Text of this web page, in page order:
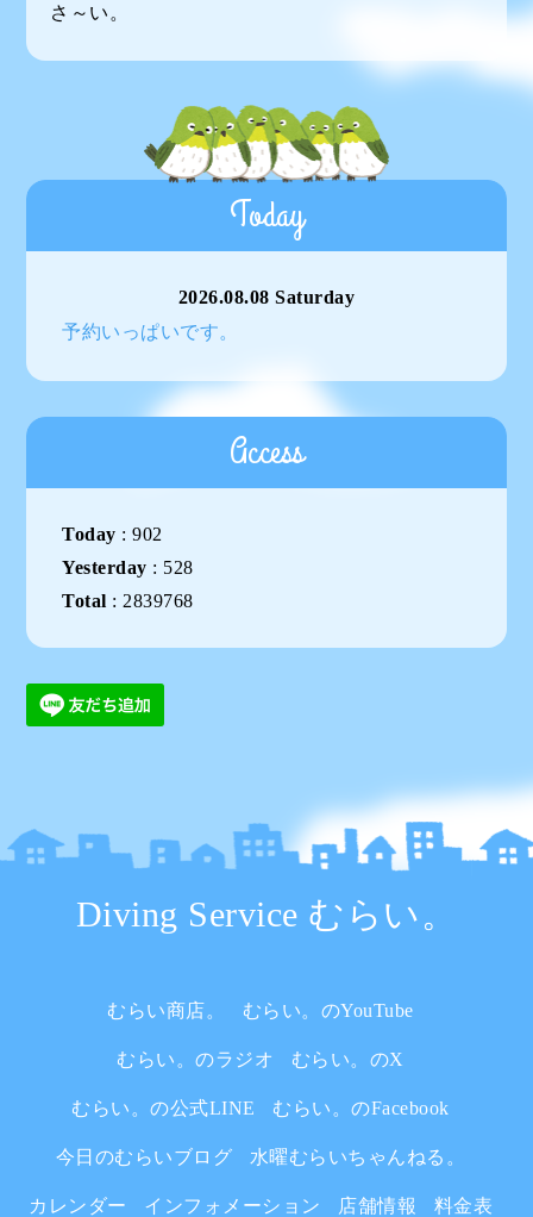
さ～い。
Today
2026.08.08 Saturday
予約いっぱいです。
Access
Today :902
Yesterday : 528
Total : 2839768
Diving Service むらい。
むらい商店。 むらい。のYouTube
むらい。のラジオ むらい。のX
むらい。の公式LINE むらい。のFacebook
今日のむらいブログ 水曜むらいちゃんねる。
カレンダー インフォメーション 店舗情報 料金表